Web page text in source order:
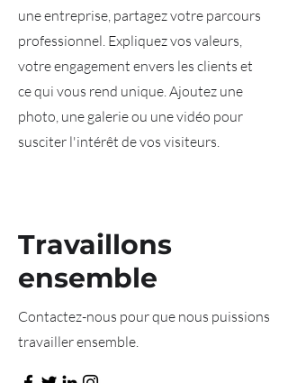
une entreprise, partagez votre parcours
professionnel. Expliquez vos valeurs,
votre engagement envers les clients et
ce qui vous rend unique. Ajoutez une
photo, une galerie ou une vidéo pour
susciter l'intérêt de vos visiteurs.
Travaillons
ensemble
Contactez-nous pour que nous puissions
travailler ensemble.